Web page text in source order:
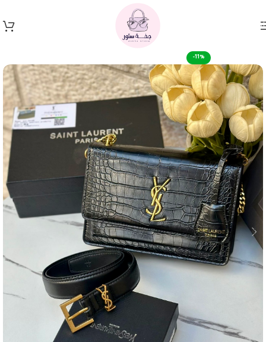
Skip to main content
-11%